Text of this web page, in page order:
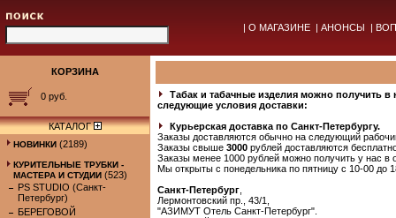
| О МАГАЗИНЕ | АНОНСЫ |
КОРЗИНА
0 руб.
КАТАЛОГ
НОВИНКИ (2189)
КУРИТЕЛЬНЫЕ ТРУБКИ -
МАСТЕРА И СТУДИИ (523)
PS STUDIO (Санкт-
Петербург)
БЕРЕГОВОЙ
Табак и табачные изделия можно получить
следующие условия доставки:
Курьерская доставка по Санкт-Петербургу.
Заказы доставляются обычно на следующий
Заказы свыше 3000 рублей доставляются
Заказы менее 1000 рублей можно получить у нас в
Мы открыты с понедельника по пятницу с 10-00 до
Санкт-Петербург
Лермонтовский пр., 43/1,
"АЗИМУТ Отель Санкт-Петербург".